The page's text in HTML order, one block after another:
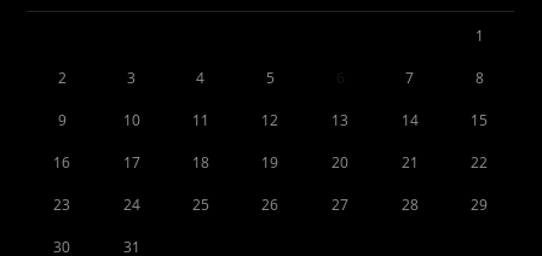
1
2 3 4 5 7 8
9 10 11 12 13 14 15
16 17 18 19 20 21 22
23 24 25 26 27 28 29
30 31